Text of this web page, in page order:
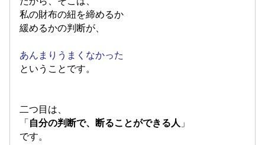
私の財布の紐を締めるか
緩めるかの判断が、
あんまりうまくなかった
ということです。
二つ目は、
「 自分の判断で、断ることができる人 」
です。